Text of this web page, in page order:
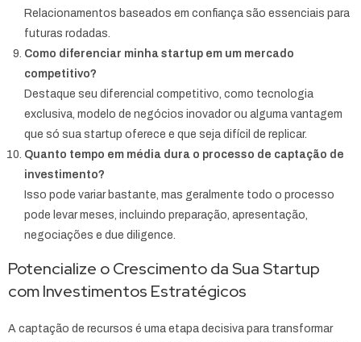
Relacionamentos baseados em confiança são essenciais para
futuras rodadas.
Como diferenciar minha startup em um mercado
competitivo?
Destaque seu diferencial competitivo, como tecnologia
exclusiva, modelo de negócios inovador ou alguma vantagem
que só sua startup oferece e que seja difícil de replicar.
Quanto tempo em média dura o processo de captação de
investimento?
Isso pode variar bastante, mas geralmente todo o processo
pode levar meses, incluindo preparação, apresentação,
negociações e due diligence.
Potencialize o Crescimento da Sua Startup
com Investimentos Estratégicos
A captação de recursos é uma etapa decisiva para transformar